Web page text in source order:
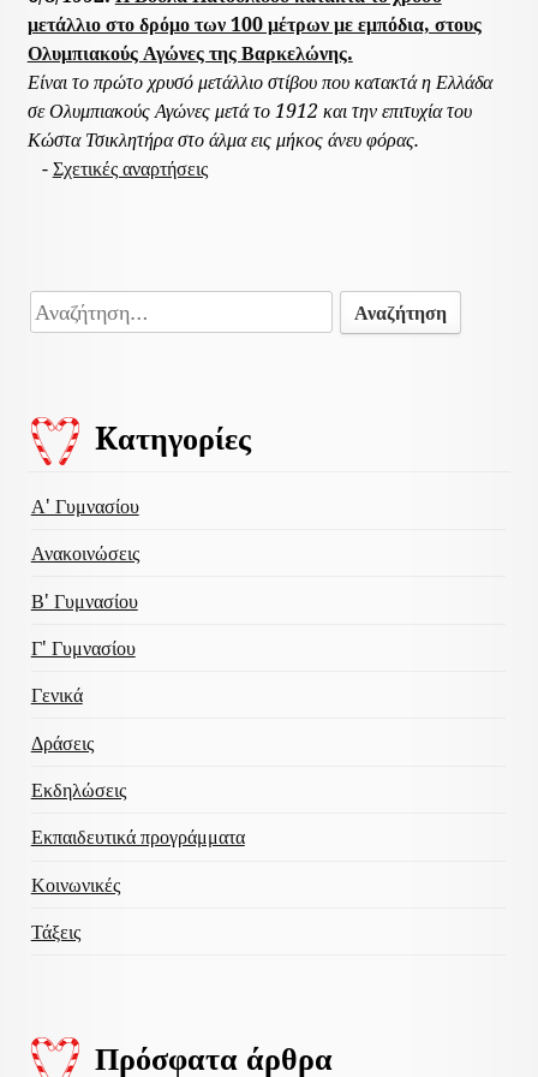
μετάλλιο στο δρόμο των 100 μέτρων με εμπόδια, στους
Ολυμπιακούς Αγώνες της Βαρκελώνης.
Είναι το πρώτο χρυσό μετάλλιο στίβου που κατακτά η Ελλάδα
σε Ολυμπιακούς Αγώνες μετά το 1912 και την επιτυχία του
Κώστα Τσικλητήρα στο άλμα εις μήκος άνευ φόρας.
-Σχετικές αναρτήσεις
Αναζήτηση
για:
Kατηγορίες
Α' Γυμνασίου
Ανακοινώσεις
Β' Γυμνασίου
Γ' Γυμνασίου
Γενικά
Δράσεις
Εκδηλώσεις
Εκπαιδευτικά προγράμματα
Κοινωνικές
Τάξεις
Πρόσφατα άρθρα